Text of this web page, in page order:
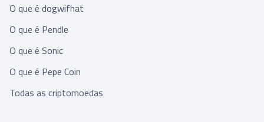
O que é dogwifhat
O que é Pendle
O que é Sonic
O que é Pepe Coin
Todas as criptomoedas